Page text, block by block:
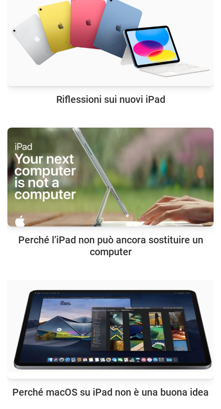
Riflessioni sui nuovi iPad
Perché l’iPad non può ancora sostituire un
computer
Perché macOS su iPad non è una buona idea